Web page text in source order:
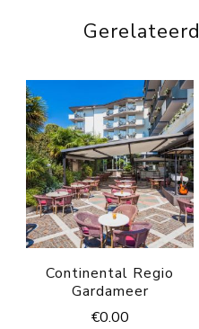
Continental Regio
Gardameer
€0.00